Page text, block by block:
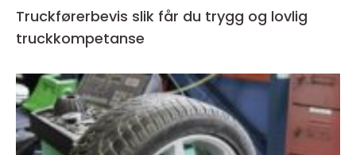
Truckførerbevis slik får du trygg og lovlig
truckkompetanse